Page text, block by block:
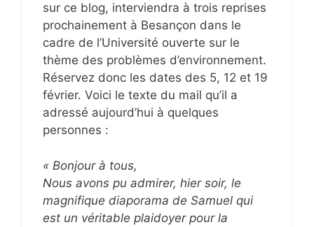
sur ce blog, interviendra à trois reprises
prochainement à Besançon dans le
cadre de l’Université ouverte sur le
thème des problèmes d’environnement.
Réservez donc les dates des 5, 12 et 19
février. Voici le texte du mail qu’il a
adressé aujourd’hui à quelques
personnes :
« Bonjour à tous,
Nous avons pu admirer, hier soir, le
magnifique diaporama de Samuel qui
est un véritable plaidoyer pour la